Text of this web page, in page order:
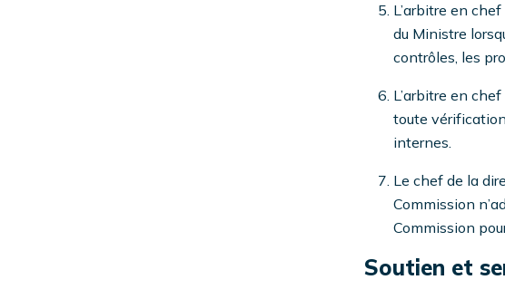
L’arbitre en
du Ministre
contrôles, les
L’arbitre en
toute
internes.
Le chef de la
Commission
Commission
Soutien et